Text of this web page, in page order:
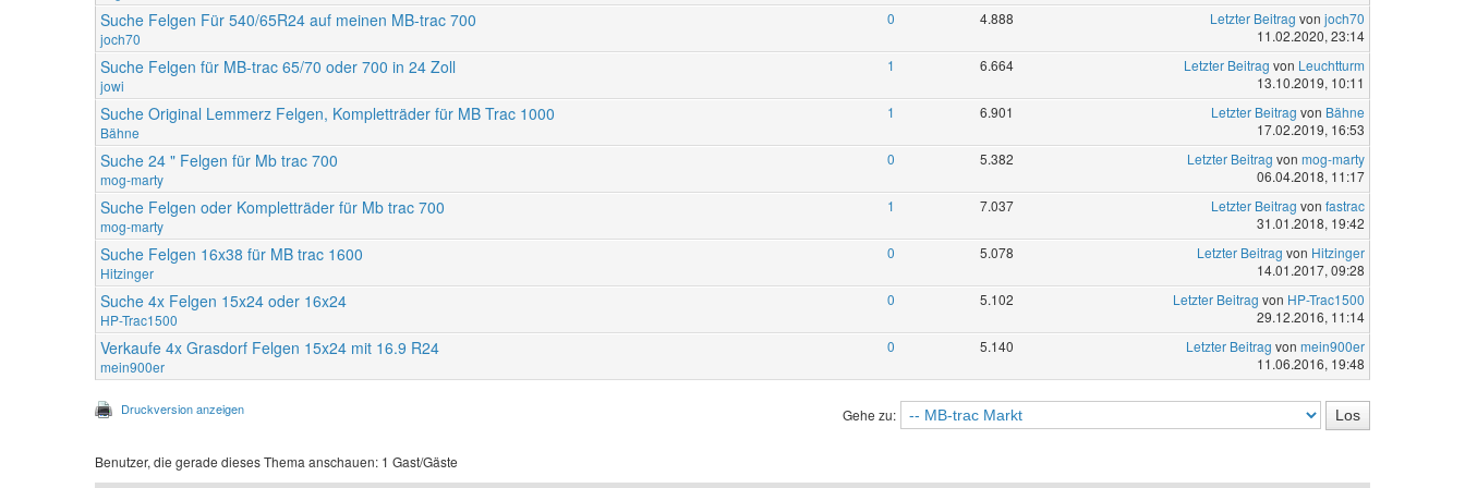
Suche Felgen Für 540/65R24 auf meinen MB-trac 700
joch70
0 4.888 Letzter Beitrag von joch70
11.02.2020, 23:14
Suche Felgen für MB-trac 65/70 oder 700 in 24 Zoll
jowi
1 6.664 Letzter Beitrag von Leuchtturm
13.10.2019, 10:11
Suche Original Lemmerz Felgen, Kompletträder für MB Trac 1000
Bähne
1 6.901 Letzter Beitrag von Bähne
17.02.2019, 16:53
Suche 24 " Felgen für Mb trac 700
mog-marty
0 5.382 Letzter Beitrag von mog-marty
06.04.2018, 11:17
Suche Felgen oder Kompletträder für Mb trac 700
mog-marty
1 7.037 Letzter Beitrag von fastrac
31.01.2018, 19:42
Suche Felgen 16x38 für MB trac 1600
Hitzinger
0 5.078 Letzter Beitrag von Hitzinger
14.01.2017, 09:28
Suche 4x Felgen 15x24 oder 16x24
HP-Trac1500
0 5.102 Letzter Beitrag von HP-Trac1500
29.12.2016, 11:14
Verkaufe 4x Grasdorf Felgen 15x24 mit 16.9 R24
mein900er
0 5.140 Letzter Beitrag von mein900er
11.06.2016, 19:48
Druckversion anzeigen Gehe zu:
Benutzer, die gerade dieses Thema anschauen: 1 Gast/Gäste